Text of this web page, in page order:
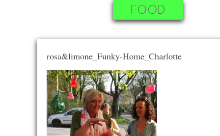
FOOD
rosa&limone_Funky-Home_Charlotte